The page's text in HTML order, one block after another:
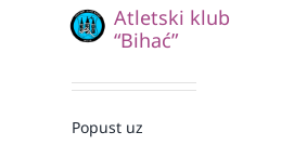
Atletski klub
“Bihać”
Popust uz